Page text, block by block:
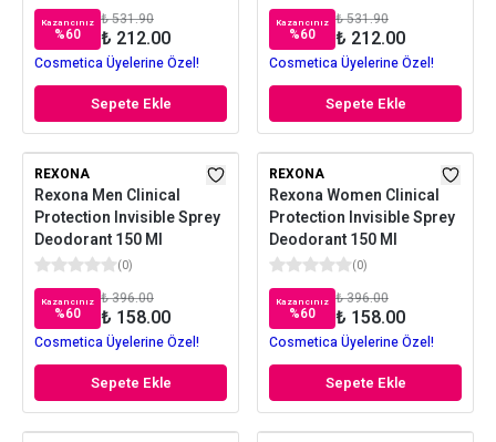
Kazancınız
%60
₺ 531.90
₺ 212.00
Cosmetica Üyelerine Özel!
Sepete Ekle
Kazancınız
%60
₺ 531.90
₺ 212.00
Cosmetica Üyelerine Özel!
Sepete Ekle
REXONA
Rexona Men Clinical
Protection Invisible Sprey
Deodorant 150 Ml
(0)
Kazancınız
%60
₺ 396.00
₺ 158.00
Cosmetica Üyelerine Özel!
Sepete Ekle
REXONA
Rexona Women Clinical
Protection Invisible Sprey
Deodorant 150 Ml
(0)
Kazancınız
%60
₺ 396.00
₺ 158.00
Cosmetica Üyelerine Özel!
Sepete Ekle